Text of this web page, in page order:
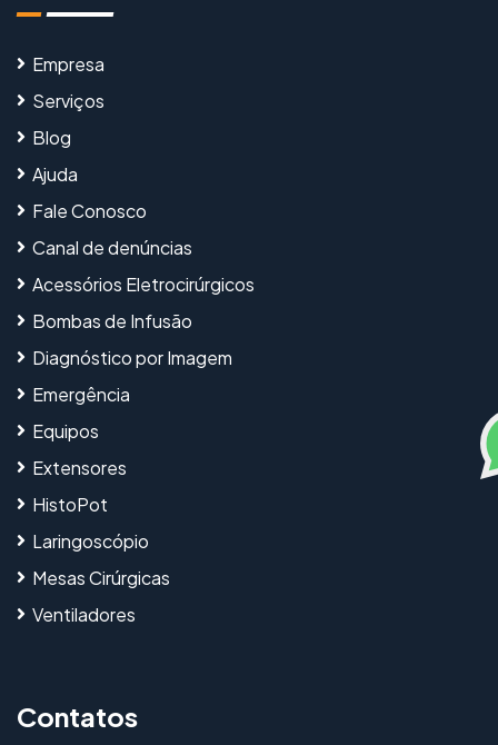
Empresa
Serviços
Blog
Ajuda
Fale Conosco
Canal de denúncias
Acessórios Eletrocirúrgicos
Bombas de Infusão
Diagnóstico por Imagem
Emergência
Equipos
Extensores
HistoPot
Laringoscópio
Mesas Cirúrgicas
Ventiladores
Contatos